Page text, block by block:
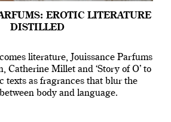
EROTIC LITERATURE
DISTILLED
literature, Jouissance Parfums
Catherine Millet and ‘Story of O’ to
texts as fragrances that blur the
body and language.